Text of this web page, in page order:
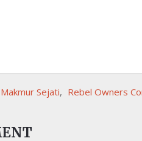
Sejati, Rebel Owners